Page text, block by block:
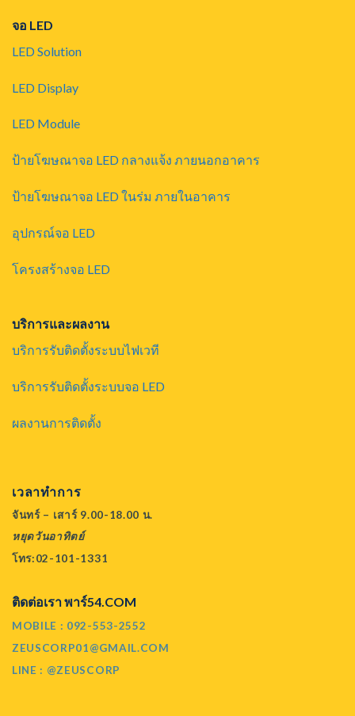
จอ LED
LED Solution
LED Display
LED Module
ป้ายโฆษณาจอ LED กลางแจ้ง ภายนอกอาคาร
ป้ายโฆษณาจอ LED ในร่ม ภายในอาคาร
อุปกรณ์จอ LED
โครงสร้างจอ LED
บริการและผลงาน
บริการรับติดตั้งระบบไฟเวที
บริการรับติดตั้งระบบจอ LED
ผลงานการติดตั้ง
เวลาทำการ
จันทร์ – เสาร์ 9.00-18.00 น.
หยุดวันอาทิตย์
โทร:02-101-1331
ติดต่อเรา พาร์54.COM
MOBILE : 092-553-2552
ZEUSCORP01@GMAIL.COM
LINE : @ZEUSCORP